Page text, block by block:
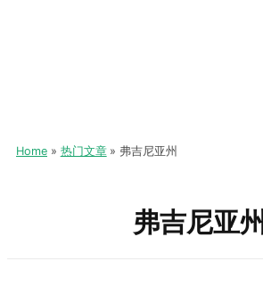
Home 热门文章 弗吉尼亚州
弗吉尼亚州